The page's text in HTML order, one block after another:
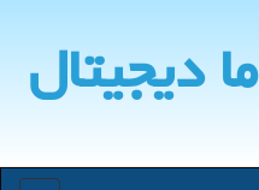
ما دیجیتال